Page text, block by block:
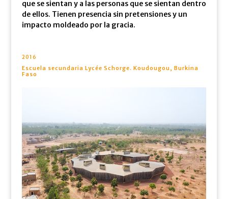
que se sientan y a las personas que se sientan dentro
de ellos. Tienen presencia sin pretensiones y un
impacto moldeado por la gracia.
2016
Escuela secundaria Lycée Schorge. Koudougou, Burkina
Faso